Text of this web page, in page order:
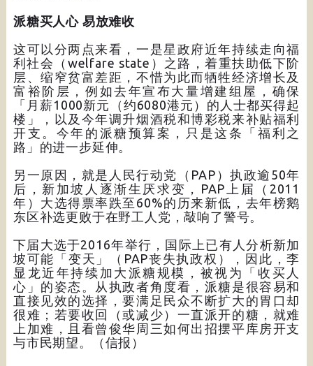
派糖买人心 易放难收
这可以分两点来看，一是星政府近年持续走向福
利社会（welfare state）之路，着重扶助低下阶
层、缩窄贫富差距，不惜为此而牺牲经济增长及
富裕阶层，例如去年宣布大量增建组屋，确保
「月薪1000新元（约6080港元）的人士都买得起
楼」，以及今年调升烟酒税和博彩税来补贴福利
开支。今年的派糖预算案，只是这条「福利之
路」的进一步延伸。
另一原因，就是人民行动党（PAP）执政逾50年
后，新加坡人逐渐生厌求变，PAP上届（2011
年）大选得票率跌至60%的历来新低，去年榜鹅
东区补选更败于在野工人党，敲响了警号。
下届大选于2016年举行，国际上已有人分析新加
坡可能「变天」（PAP丧失执政权），因此，李
显龙近年持续加大派糖规模，被视为「收买人
心」的姿态。从执政者角度看，派糖是很容易和
直接见效的选择，要满足民众不断扩大的胃口却
很难；若要收回（或减少）一直派开的糖，就难
上加难，且看曾俊华周三如何出招摆平库房开支
与市民期望。（信报）